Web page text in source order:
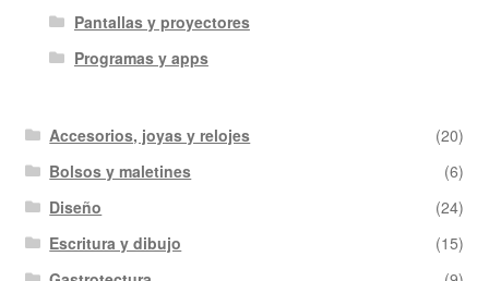
Pantallas y proyectores
Programas y apps
Accesorios, joyas y relojes
(20)
Bolsos y maletines
(6)
Diseño
(24)
Escritura y dibujo
(15)